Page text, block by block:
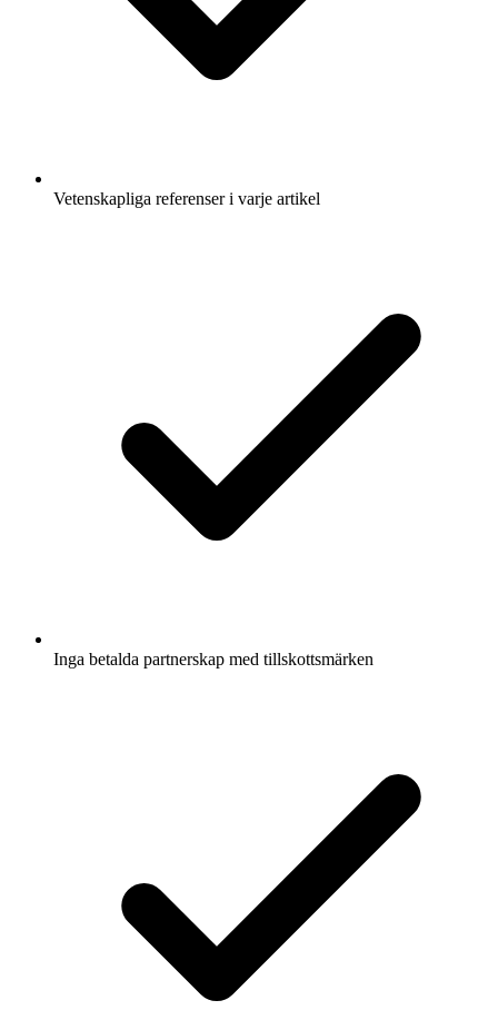
Vetenskapliga referenser i varje artikel
Inga betalda partnerskap med tillskottsmärken